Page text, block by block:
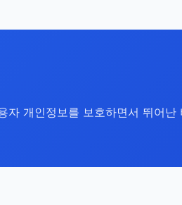
개인정보를 보호하면서 뛰어난